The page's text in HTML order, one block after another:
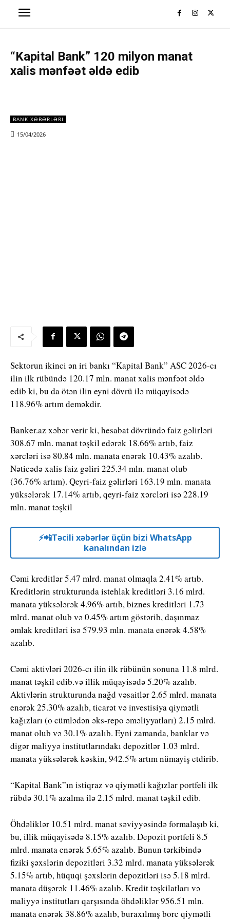
“Kapital Bank” 120 milyon manat
xalis mənfəət əldə edib
BANK XƏBƏRLƏRI
15/04/2026
Sektorun ikinci ən iri bankı “Kapital Bank” ASC 2026-cı
ilin ilk rübündə 120.17 mln. manat xalis mənfəət əldə
edib ki, bu da ötən ilin eyni dövrü ilə müqayisədə
118.96% artım deməkdir.
Banker.az xəbər verir ki, hesabat dövründə faiz gəlirləri
308.67 mln. manat təşkil edərək 18.66% artıb, faiz
xərcləri isə 80.84 mln. manata enərək 10.43% azalıb.
Nəticədə xalis faiz gəliri 225.34 mln. manat olub
(36.76% artım). Qeyri-faiz gəlirləri 163.19 mln. manata
yüksələrək 17.14% artıb, qeyri-faiz xərcləri isə 228.19
mln. manat təşkil
⚡️📲Təcili xəbərlər üçün bizi WhatsApp
kanalından izlə
Cəmi kreditlər 5.47 mlrd. manat olmaqla 2.41% artıb.
Kreditlərin strukturunda istehlak kreditləri 3.16 mlrd.
manata yüksələrək 4.96% artıb, biznes kreditləri 1.73
mlrd. manat olub və 0.45% artım göstərib, daşınmaz
əmlak kreditləri isə 579.93 mln. manata enərək 4.58%
azalıb.
Cəmi aktivləri 2026-cı ilin ilk rübünün sonuna 11.8 mlrd.
manat təşkil edib.və illik müqayisədə 5.20% azalıb.
Aktivlərin strukturunda nağd vəsaitlər 2.65 mlrd. manata
enərək 25.30% azalıb, ticarət və investisiya qiymətli
kağızları (o cümlədən əks-repo əməliyyatları) 2.15 mlrd.
manat olub və 30.1% azalıb. Eyni zamanda, banklar və
digər maliyyə institutlarındakı depozitlər 1.03 mlrd.
manata yüksələrək kəskin, 942.5% artım nümayiş etdirib.
“Kapital Bank”ın istiqraz və qiymətli kağızlar portfeli ilk
rübdə 30.1% azalma ilə 2.15 mlrd. manat təşkil edib.
Öhdəliklər 10.51 mlrd. manat səviyyəsində formalaşıb ki,
bu, illik müqayisədə 8.15% azalıb. Depozit portfeli 8.5
mlrd. manata enərək 5.65% azalıb. Bunun tərkibində
fiziki şəxslərin depozitləri 3.32 mlrd. manata yüksələrək
5.15% artıb, hüquqi şəxslərin depozitləri isə 5.18 mlrd.
manata düşərək 11.46% azalıb. Kredit təşkilatları və
maliyyə institutları qarşısında öhdəliklər 956.51 mln.
manata enərək 38.86% azalıb, buraxılmış borc qiymətli